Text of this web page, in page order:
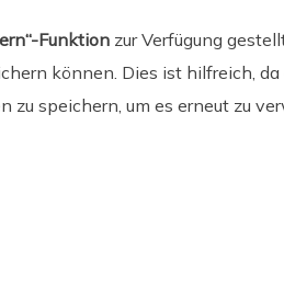
Funktion zur Verfügung
können. Dies ist hilfreich, da
speichern, um es erneut zu